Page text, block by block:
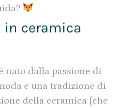
in ceramica
nato dalla passione di
e una tradizione di
della ceramica (che